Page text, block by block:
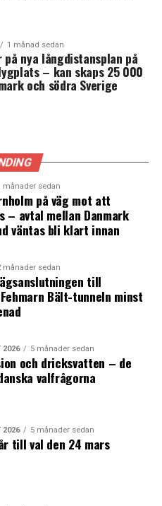
1 månad sedan
på nya långdistansplan på
– kan skaps 25 000
och södra Sverige
månader sedan
på väg mot att
– avtal mellan Danmark
väntas bli klart innan
månader sedan
till
Bält-tunneln minst
2026 5 månader sedan
och dricksvatten – de
valfrågorna
2026 5 månader sedan
till val den 24 mars